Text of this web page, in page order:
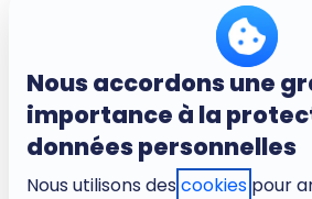
Nous accordons une
importance à la
données personnelles
Nous utilisons des cookies pour
Experts en neurosciences
Outils gratuits
Micro-learning
À propos